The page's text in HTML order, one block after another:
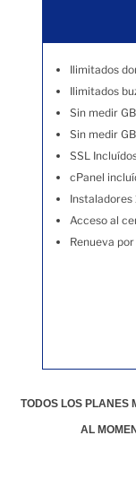
Ilimitados
Ilimitados
Sin medir
Sin medir
SSL
cPanel
Instaladores
Acceso al
Renueva
TODOS LOS PLANES
AL